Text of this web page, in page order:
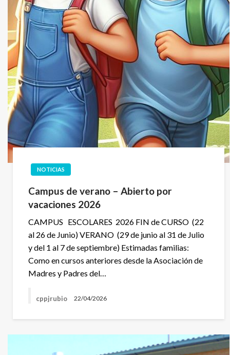
NOTICIAS
Campus de verano – Abierto por
vacaciones 2026
CAMPUS ESCOLARES 2026 FIN de CURSO (22
al 26 de Junio) VERANO (29 de junio al 31 de Julio
y del 1 al 7 de septiembre) Estimadas familias:
Como en cursos anteriores desde la Asociación de
Madres y Padres del…
cppjrubio 22/04/2026